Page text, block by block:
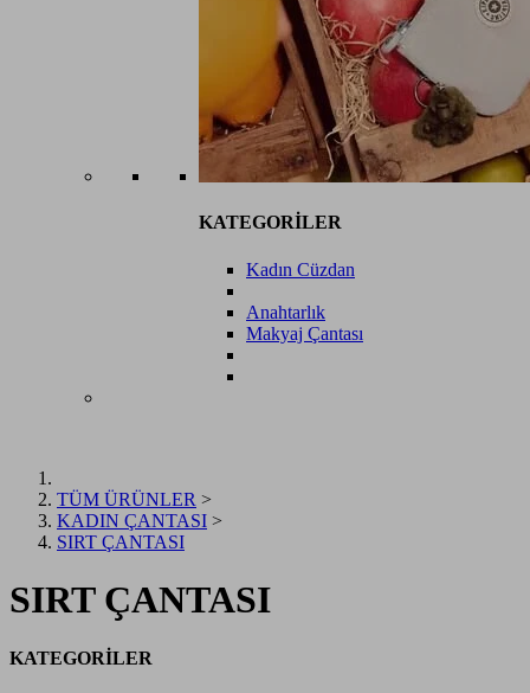
KATEGORİLER
Kadın Cüzdan
Anahtarlık
Makyaj Çantası
TÜM ÜRÜNLER >
KADIN ÇANTASI >
SIRT ÇANTASI
SIRT ÇANTASI
KATEGORİLER